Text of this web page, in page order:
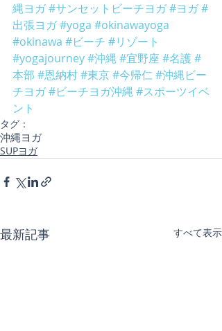
縄ヨガ#サンセットビーチヨガ#ヨガ#
出張ヨガ#yoga #okinawayoga
#okinawa #ビーチ #リゾート
#yogajourney#沖縄 #宜野座 #名護#
本部 #恩納村#東京#今帰仁#沖縄ビー
チヨガ#ビーチヨガ沖縄 #スポーツイベ
ント
タグ：
沖縄ヨガ
SUPヨガ
最新記事 すべて表示